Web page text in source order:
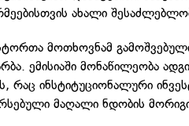
ახალი
მოთხოვნამ
ემისიაში მონაწილეობა
რაც ინსტიტუციონალური
მაღალი ნდობის